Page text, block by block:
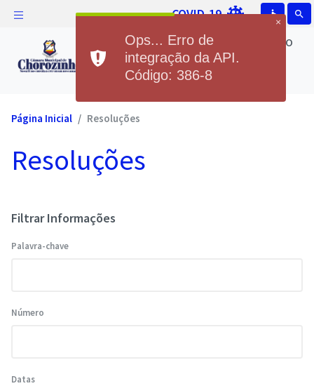
COVID-19 accessible search
Câmara Municipal de Chorozinho
Câmara Municipal de
Chorozinho
Página Inicial Resoluções
Resoluções
Filtrar Informações
Palavra-chave
Número
Datas
×
Ops... Erro de
integração da API.
Código: 386-8